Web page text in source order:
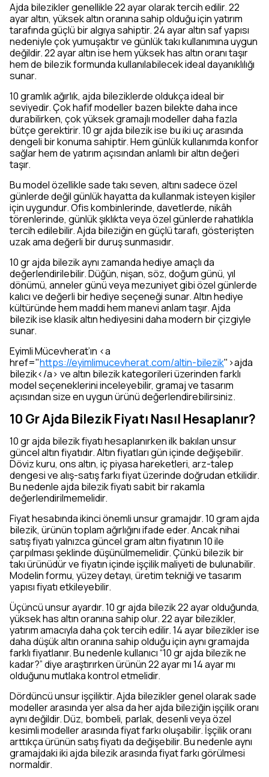
Ajda bilezikler genellikle 22 ayar olarak tercih edilir. 22
ayar altın, yüksek altın oranına sahip olduğu için yatırım
tarafında güçlü bir algıya sahiptir. 24 ayar altın saf yapısı
nedeniyle çok yumuşaktır ve günlük takı kullanımına uygun
değildir. 22 ayar altın ise hem yüksek has altın oranı taşır
hem de bilezik formunda kullanılabilecek ideal dayanıklılığı
sunar.
10 gramlık ağırlık, ajda bileziklerde oldukça ideal bir
seviyedir. Çok hafif modeller bazen bilekte daha ince
durabilirken, çok yüksek gramajlı modeller daha fazla
bütçe gerektirir. 10 gr ajda bilezik ise bu iki uç arasında
dengeli bir konuma sahiptir. Hem günlük kullanımda konfor
sağlar hem de yatırım açısından anlamlı bir altın değeri
taşır.
Bu model özellikle sade takı seven, altını sadece özel
günlerde değil günlük hayatta da kullanmak isteyen kişiler
için uygundur. Ofis kombinlerinde, davetlerde, nikâh
törenlerinde, günlük şıklıkta veya özel günlerde rahatlıkla
tercih edilebilir. Ajda bileziğin en güçlü tarafı, gösterişten
uzak ama değerli bir duruş sunmasıdır.
10 gr ajda bilezik aynı zamanda hediye amaçlı da
değerlendirilebilir. Düğün, nişan, söz, doğum günü, yıl
dönümü, anneler günü veya mezuniyet gibi özel günlerde
kalıcı ve değerli bir hediye seçeneği sunar. Altın hediye
kültüründe hem maddi hem manevi anlam taşır. Ajda
bilezik ise klasik altın hediyesini daha modern bir çizgiyle
sunar.
Eyimli Mücevherat’ın <a
href="https://eyimlimucevherat.com/altin-bilezik">ajda
bilezik</a> ve altın bilezik kategorileri üzerinden farklı
model seçeneklerini inceleyebilir, gramaj ve tasarım
açısından size en uygun ürünü değerlendirebilirsiniz.
10 Gr Ajda Bilezik Fiyatı Nasıl Hesaplanır?
10 gr ajda bilezik fiyatı hesaplanırken ilk bakılan unsur
güncel altın fiyatıdır. Altın fiyatları gün içinde değişebilir.
Döviz kuru, ons altın, iç piyasa hareketleri, arz-talep
dengesi ve alış-satış farkı fiyat üzerinde doğrudan etkilidir.
Bu nedenle ajda bilezik fiyatı sabit bir rakamla
değerlendirilmemelidir.
Fiyat hesabında ikinci önemli unsur gramajdır. 10 gram ajda
bilezik, ürünün toplam ağırlığını ifade eder. Ancak nihai
satış fiyatı yalnızca güncel gram altın fiyatının 10 ile
çarpılması şeklinde düşünülmemelidir. Çünkü bilezik bir
takı ürünüdür ve fiyatın içinde işçilik maliyeti de bulunabilir.
Modelin formu, yüzey detayı, üretim tekniği ve tasarım
yapısı fiyatı etkileyebilir.
Üçüncü unsur ayardır. 10 gr ajda bilezik 22 ayar olduğunda,
yüksek has altın oranına sahip olur. 22 ayar bilezikler,
yatırım amacıyla daha çok tercih edilir. 14 ayar bilezikler ise
daha düşük altın oranına sahip olduğu için aynı gramajda
farklı fiyatlanır. Bu nedenle kullanıcı “10 gr ajda bilezik ne
kadar?” diye araştırırken ürünün 22 ayar mı 14 ayar mı
olduğunu mutlaka kontrol etmelidir.
Dördüncü unsur işçiliktir. Ajda bilezikler genel olarak sade
modeller arasında yer alsa da her ajda bileziğin işçilik oranı
aynı değildir. Düz, bombeli, parlak, desenli veya özel
kesimli modeller arasında fiyat farkı oluşabilir. İşçilik oranı
arttıkça ürünün satış fiyatı da değişebilir. Bu nedenle aynı
gramajdaki iki ajda bilezik arasında fiyat farkı görülmesi
normaldir.